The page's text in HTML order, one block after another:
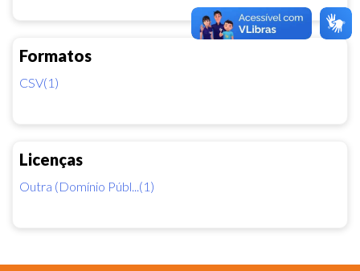
Formatos
CSV(1)
Licenças
Outra (Domínio Públ...(1)